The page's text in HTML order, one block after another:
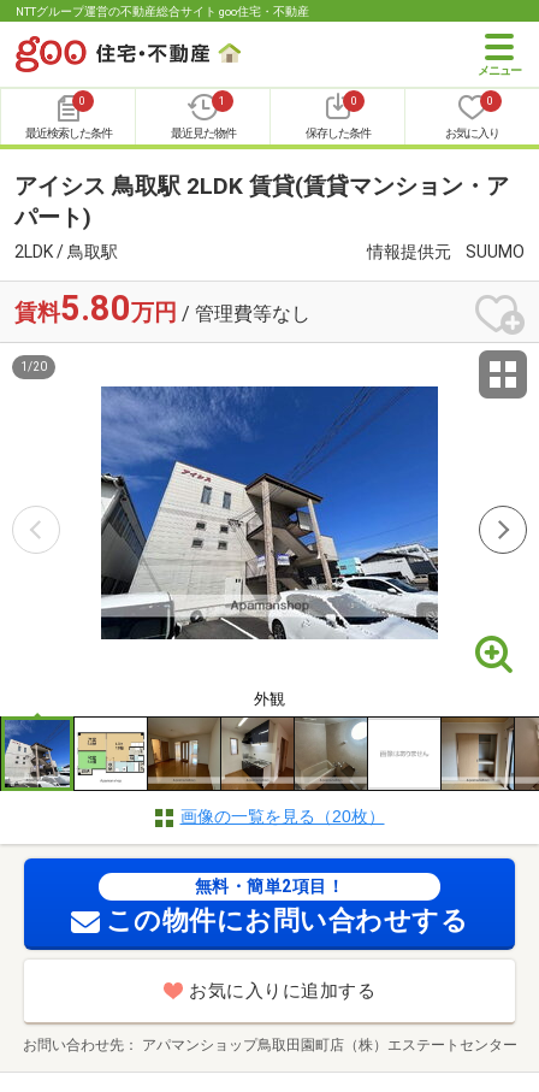
NTTグループ運営の不動産総合サイト goo住宅・不動産
0
最近検索した条件
1
最近見た物件
0
保存した条件
0
お気に入り
アイシス 鳥取駅 2LDK 賃貸(賃貸マンション・ア
パート)
2LDK / 鳥取駅 情報提供元 SUUMO
賃料5.80万円 / 管理費等なし
外観
1 /20
画像の一覧を見る（20枚）
無料・簡単2項目！
この物件にお問い合わせする
お気に入りに追加する
お問い合わせ先 アパマンショップ鳥取田園町店（株）エステートセンター